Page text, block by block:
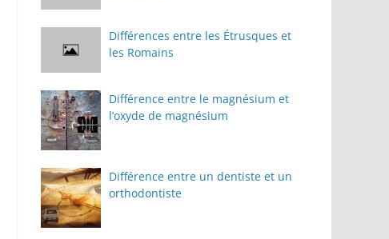
Différences entre les Étrusques et
les Romains
Différence entre le magnésium et
l’oxyde de magnésium
Différence entre un dentiste et un
orthodontiste